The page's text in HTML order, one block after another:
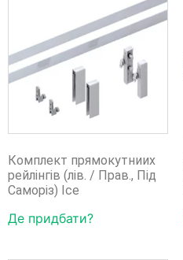
Комплект прямокутниих
рейлінгів (лів. / Прав., Під
Саморіз) Ice
Де придбати?